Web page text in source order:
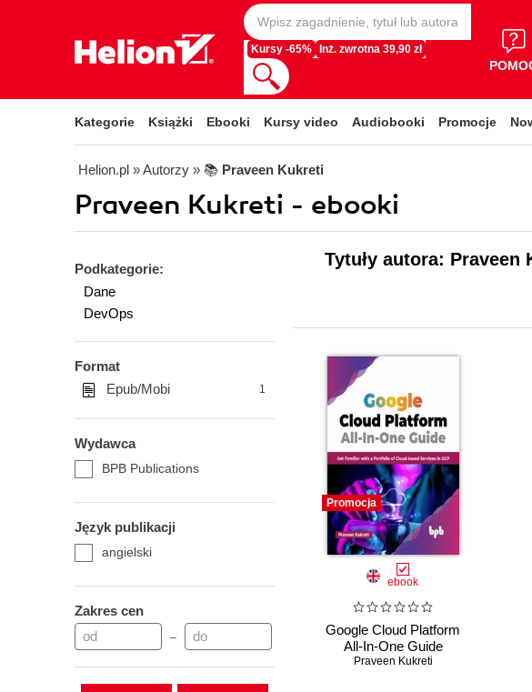
Kursy -65% Inż. zwrotna 39,90 zł
Kategorie Książki Ebooki Kursy video Audiobooki Promocje
Helion.pl » Autorzy » 📚 Praveen Kukreti
Praveen Kukreti - ebooki
Podkategorie:
Dane
DevOps
Format
Epub/Mobi
1
Wydawca
BPB Publications
Język publikacji
angielski
Zakres cen
–
Tytuły autora:
Promocja
ebook
Google Cloud Platform
All-In-One Guide
Praveen Kukreti